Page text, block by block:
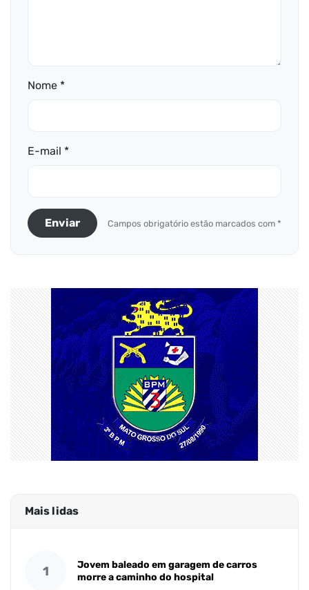
Nome *
E-mail *
Enviar Campos obrigatório estão marcados com *
Mais lidas
1
Jovem baleado em garagem de carros
morre a caminho do hospital